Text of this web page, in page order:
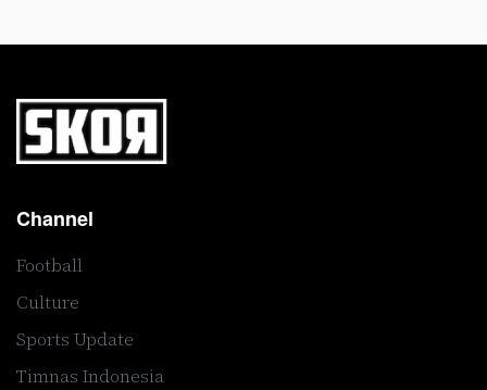
Channel
Football
Culture
Sports Update
Timnas Indonesia